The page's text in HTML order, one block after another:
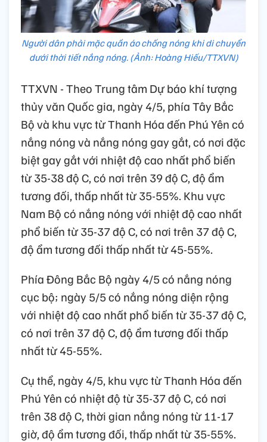
Người dân phải mặc quần áo chống nóng khi di chuyển
dưới thời tiết nắng nóng. (Ảnh: Hoàng Hiếu/TTXVN)
TTXVN - Theo Trung tâm Dự báo khí tượng
thủy văn Quốc gia, ngày 4/5, phía Tây Bắc
Bộ và khu vực từ Thanh Hóa đến Phú Yên có
nắng nóng và nắng nóng gay gắt, có nơi đặc
biệt gay gắt với nhiệt độ cao nhất phổ biến
từ 35-38 độ C, có nơi trên 39 độ C, độ ẩm
tương đối, thấp nhất từ 35-55%. Khu vực
Nam Bộ có nắng nóng với nhiệt độ cao nhất
phổ biến từ 35-37 độ C, có nơi trên 37 độ C,
độ ẩm tương đối thấp nhất từ 45-55%.
Phía Đông Bắc Bộ ngày 4/5 có nắng nóng
cục bộ; ngày 5/5 có nắng nóng diện rộng
với nhiệt độ cao nhất phổ biến từ 35-37 độ C,
có nơi trên 37 độ C, độ ẩm tương đối thấp
nhất từ 45-55%.
Cụ thể, ngày 4/5, khu vực từ Thanh Hóa đến
Phú Yên có nhiệt độ từ 35-37 độ C, có nơi
trên 38 độ C, thời gian nắng nóng từ 11-17
giờ, độ ẩm tương đối, thấp nhất từ 35-55%.